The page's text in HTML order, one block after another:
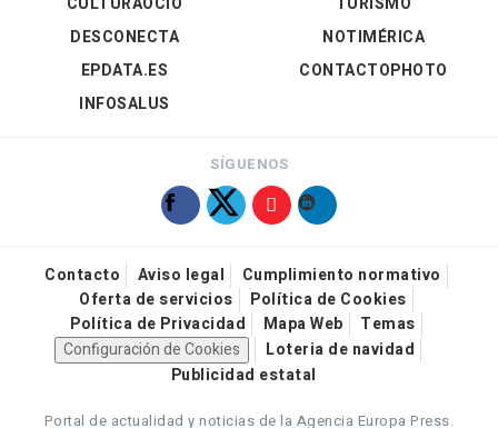
DESCONECTA
EPDATA.ES
INFOSALUS
NOTIMÉRICA
CONTACTOPHOTO
SÍGUENOS
Contacto Aviso legal
Cumplimiento normativo
Oferta de servicios
Política de Cookies
Política de Privacidad
Mapa Web
Temas
Configuración de Cookies
Loteria de navidad
Publicidad estatal
Portal de actualidad y noticias de la Agencia Europa Press.